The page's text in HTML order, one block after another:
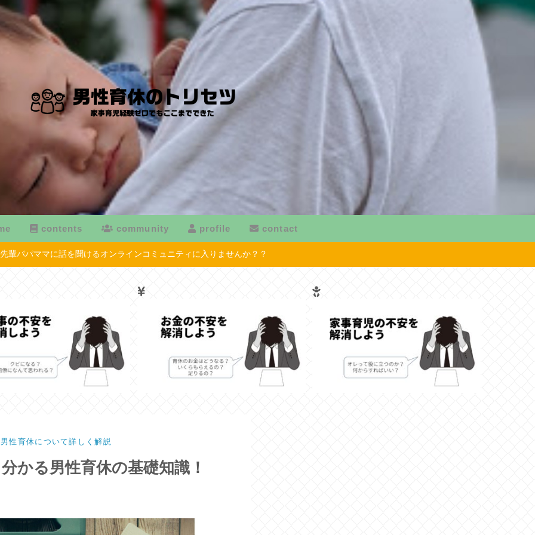
contents community profile contact
先輩パパママに話を聞けるオンラインコミュニティに入りませんか？？
男性育休について詳しく解説
かる男性育休の基礎知識！